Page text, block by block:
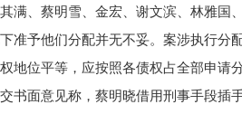
满、蔡明雪、金宏、谢文滨、林雅
准予他们分配并无不妥。案涉执行
地位平等，应按照各债权占全部申
书面意见称，蔡明晓借用刑事手段